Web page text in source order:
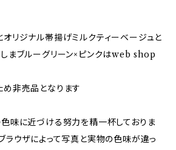
リジナル帯揚げミルクティーベージュと
まブルーグリーン×ピンクはweb shop
非売品となります
味に近づける努力を精一杯しておりま
ラウザによって写真と実物の色味が違っ